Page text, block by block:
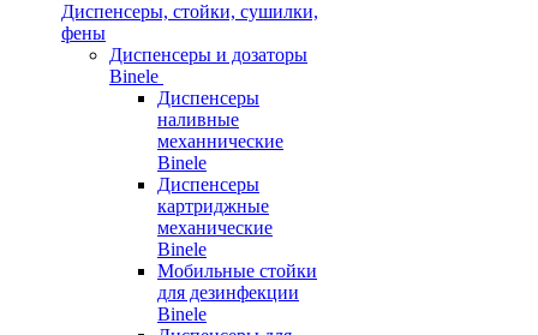
Диспенсеры, стойки, сушилки,
фены
Диспенсеры и дозаторы
Binele
Диспенсеры
наливные
механнические
Binele
Диспенсеры
картриджные
механические
Binele
Мобильные стойки
для дезинфекции
Binele